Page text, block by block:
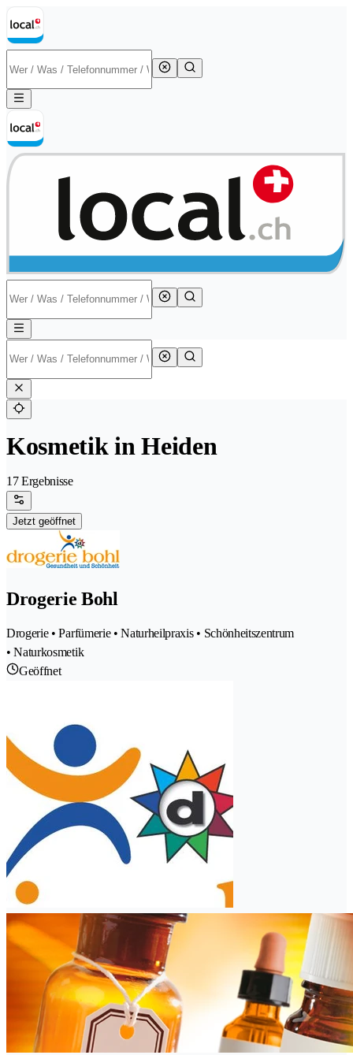
Kosmetik in Heiden
17 Ergebnisse
Jetzt geöffnet
Drogerie Bohl
Drogerie • Parfümerie • Naturheilpraxis • Schönheitszentrum
• Naturkosmetik
Geöffnet